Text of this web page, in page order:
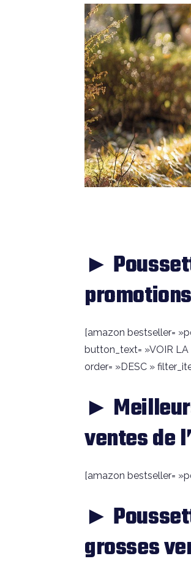
►
[amazon bestseller=
button_text= »VOIR
order= »DESC »
►
ventes de
[amazon bestseller=
►
grosses